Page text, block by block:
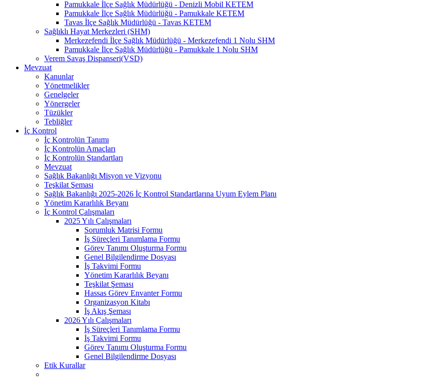
Pamukkale İlçe Sağlık Müdürlüğü - Denizli Mobil KETEM
Pamukkale İlçe Sağlık Müdürlüğü - Pamukkale KETEM
Tavas İlçe Sağlık Müdürlüğü - Tavas KETEM
Sağlıklı Hayat Merkezleri (SHM)
Merkezefendi İlçe Sağlık Müdürlüğü - Merkezefendi 1 Nolu SHM
Pamukkale İlçe Sağlık Müdürlüğü - Pamukkale 1 Nolu SHM
Verem Savaş Dispanseri(VSD)
Mevzuat
Kanunlar
Yönetmelikler
Genelgeler
Yönergeler
Tüzükler
Tebliğler
İç Kontrol
İç Kontrolün Tanımı
İç Kontrolün Amaçları
İç Kontrolün Standartları
Mevzuat
Sağlık Bakanlığı Misyon ve Vizyonu
Teşkilat Şeması
Sağlık Bakanlığı 2025-2026 İç Kontrol Standartlarına Uyum Eylem Planı
Yönetim Kararlılık Beyanı
İç Kontrol Çalışmaları
2025 Yılı Çalışmaları
Sorumluk Matrisi Formu
İş Süreçleri Tanımlama Formu
Görev Tanımı Oluşturma Formu
Genel Bilgilendirme Dosyası
İş Takvimi Formu
Yönetim Kararlılık Beyanı
Teşkilat Şeması
Hassas Görev Envanter Formu
Organizasyon Kitabı
İş Akış Şeması
2026 Yılı Çalışmaları
İş Süreçleri Tanımlama Formu
İş Takvimi Formu
Görev Tanımı Oluşturma Formu
Genel Bilgilendirme Dosyası
Etik Kurallar